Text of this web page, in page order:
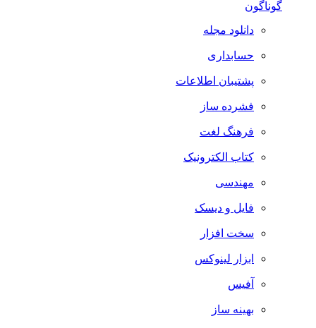
گوناگون
دانلود مجله
حسابداری
پشتیبان اطلاعات
فشرده ساز
فرهنگ لغت
کتاب الکترونیک
مهندسی
فایل و دیسک
سخت افزار
ابزار لینوکس
آفیس
بهینه ساز